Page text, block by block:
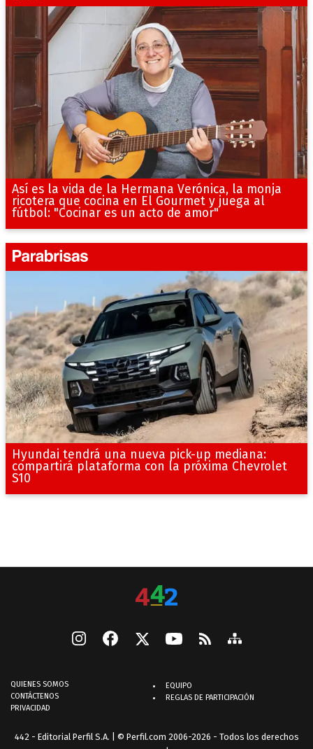
Así es la vida de la Hermana Verónica, la monja
ricotera que cocina en El Gourmet y juega al
fútbol: "Cocinar es un acto de amor"
Hyundai tendrá una nueva pick-up mediana:
compartirá plataforma con la próxima Chevrolet
S10
QUIENES SOMOS
CONTÁCTENOS
PRIVACIDAD
EQUIPO
REGLAS DE PARTICIPACIÓN
442 - Editorial Perfil S.A. | © Perfil.com 2006-2026 - Todos los derechos